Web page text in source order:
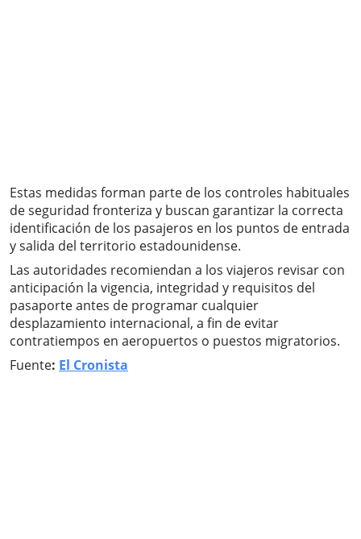
Estas medidas forman parte de los controles habituales
de seguridad fronteriza y buscan garantizar la correcta
identificación de los pasajeros en los puntos de entrada
y salida del territorio estadounidense.
Las autoridades recomiendan a los viajeros revisar con
anticipación la vigencia, integridad y requisitos del
pasaporte antes de programar cualquier
desplazamiento internacional, a fin de evitar
contratiempos en aeropuertos o puestos migratorios.
Fuente: El Cronista